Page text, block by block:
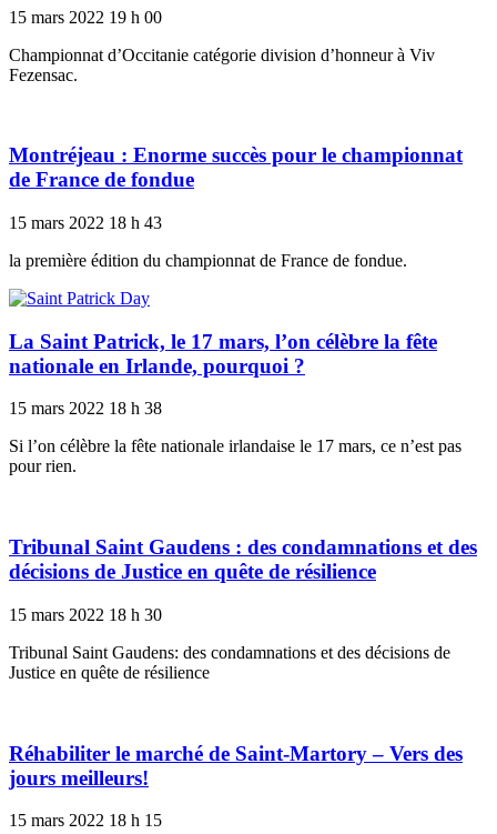
15 mars 2022 19 h 00
Championnat d’Occitanie catégorie division d’honneur à Viv
Fezensac.
Montréjeau : Enorme succès pour le championnat
de France de fondue
15 mars 2022 18 h 43
la première édition du championnat de France de fondue.
La Saint Patrick, le 17 mars, l’on célèbre la fête
nationale en Irlande, pourquoi ?
15 mars 2022 18 h 38
Si l’on célèbre la fête nationale irlandaise le 17 mars, ce n’est pas
pour rien.
Tribunal Saint Gaudens : des condamnations et des
décisions de Justice en quête de résilience
15 mars 2022 18 h 30
Tribunal Saint Gaudens: des condamnations et des décisions de
Justice en quête de résilience
Réhabiliter le marché de Saint-Martory – Vers des
jours meilleurs!
15 mars 2022 18 h 15